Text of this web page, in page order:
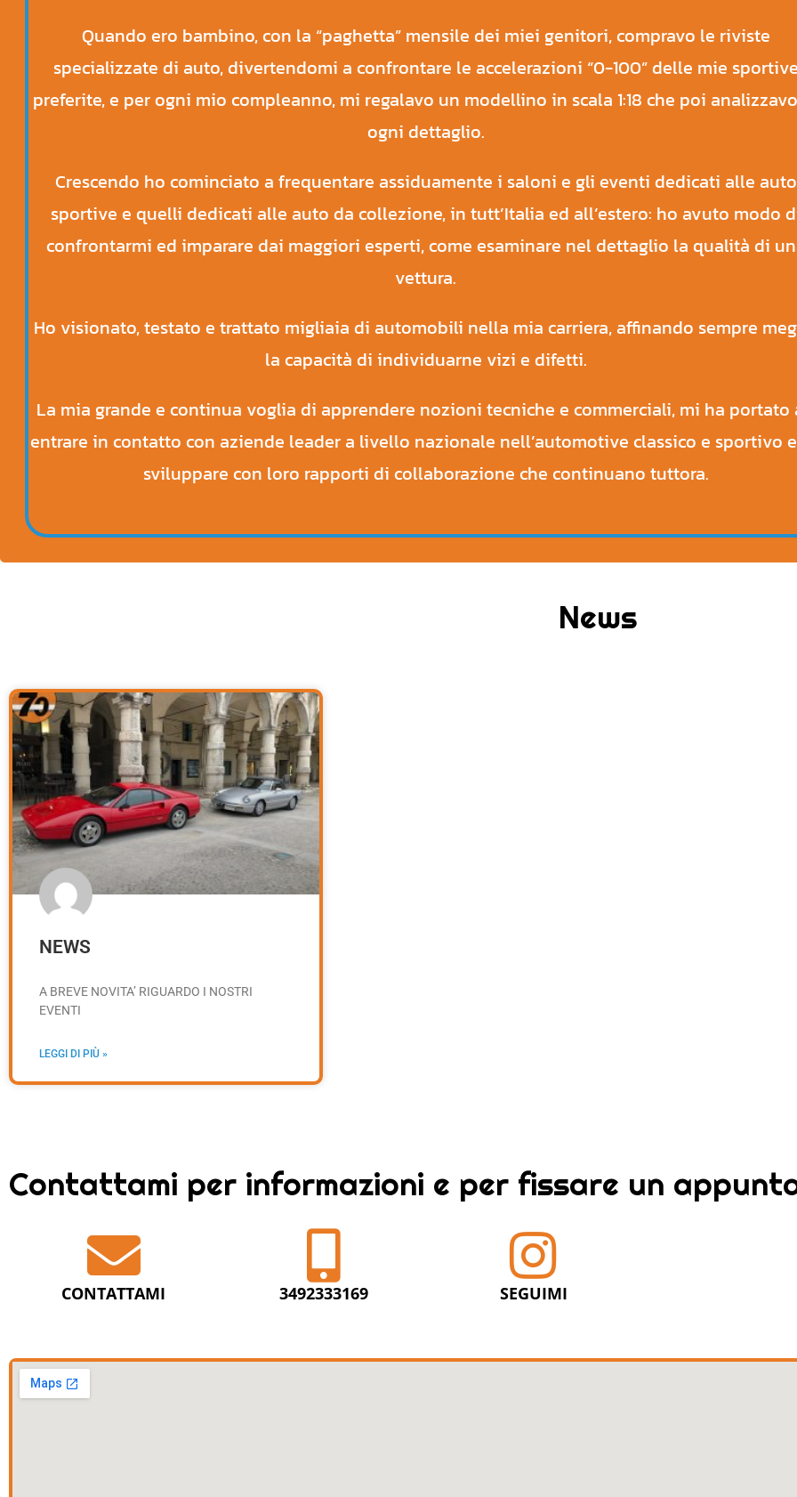
Quando ero bambino, con la “paghetta” mensile dei miei genitori, compravo le riviste
specializzate di auto, divertendomi a confrontare le accelerazioni “0-100” delle mie sportive
preferite, e per ogni mio compleanno, mi regalavo un modellino in scala 1:18 che poi
ogni dettaglio.
Crescendo ho cominciato a frequentare assiduamente i saloni e gli eventi dedicati alle auto
sportive e quelli dedicati alle auto da collezione, in tutt’Italia ed all’estero: ho avuto modo
confrontarmi ed imparare dai maggiori esperti, come esaminare nel dettaglio la qualità di
vettura.
Ho visionato, testato e trattato migliaia di automobili nella mia carriera, affinando sempre
la capacità di individuarne vizi e difetti.
La mia grande e continua voglia di apprendere nozioni tecniche e commerciali, mi ha portato
entrare in contatto con aziende leader a livello nazionale nell’automotive classico e sportivo
sviluppare con loro rapporti di collaborazione che continuano tuttora.
News
NEWS
A BREVE NOVITA’ RIGUARDO I NOSTRI
EVENTI
LEGGI DI PIÙ »
Contattami per informazioni e per fissare un
CONTATTAMI 3492333169 SEGUIMI